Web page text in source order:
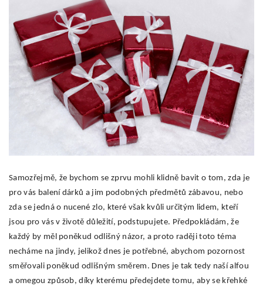
Samozřejmě, že bychom se zprvu mohli klidně bavit o tom, zda je
pro vás balení dárků a jim podobných předmětů zábavou, nebo
zda se jedná o nucené zlo, které však kvůli určitým lidem, kteří
jsou pro vás v životě důležití, podstupujete. Předpokládám, že
každý by měl poněkud odlišný názor, a proto raději toto téma
necháme na jindy, jelikož dnes je potřebné, abychom pozornost
směřovali poněkud odlišným směrem. Dnes je tak tedy naší alfou
a omegou způsob, díky kterému předejdete tomu, aby se křehké